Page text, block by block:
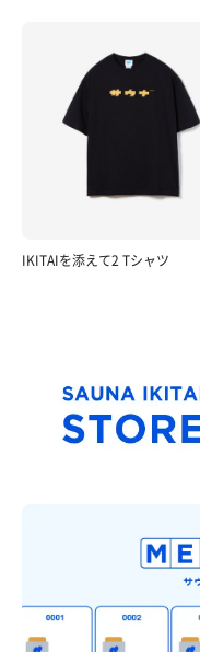
IKITAIを添えて2 Tシャツ